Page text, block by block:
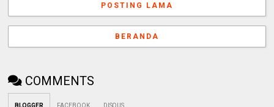
POSTING LAMA
BERANDA
COMMENTS
BLOGGER FACEBOOK DISQUS